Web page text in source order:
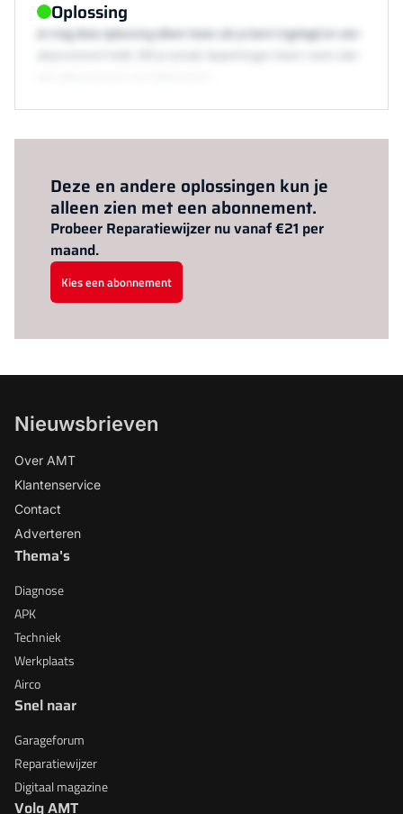
Oplossing
Je mag deze oplossing alleen lezen als je bent ingelogd en een
Deze en andere oplossingen kun je
alleen zien met een abonnement.
Probeer Reparatiewijzer nu vanaf €21 per
maand.
Kies een abonnement
Nieuwsbrieven
Over AMT
Klantenservice
Contact
Adverteren
Thema's
Diagnose
APK
Techniek
Werkplaats
Airco
Snel naar
Garageforum
Reparatiewijzer
Digitaal magazine
Volg AMT